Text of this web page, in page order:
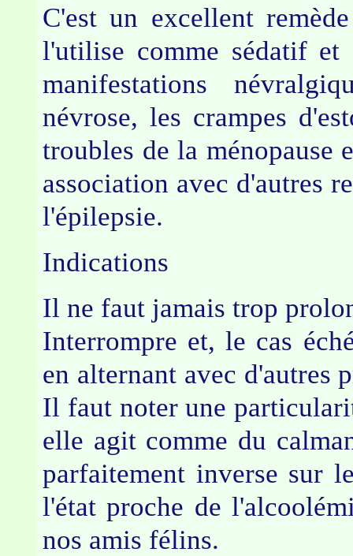
C'est un excellent
l'utilise comme sédatif et
manifestations
névrose, les crampes
troubles de la ménopause
association avec d'autres
l'épilepsie.
Indications
Il ne faut jamais trop
Interrompre et, le cas
en alternant avec d'autres
Il faut noter une
elle agit comme du
parfaitement inverse sur
l'état proche de
nos amis félins.